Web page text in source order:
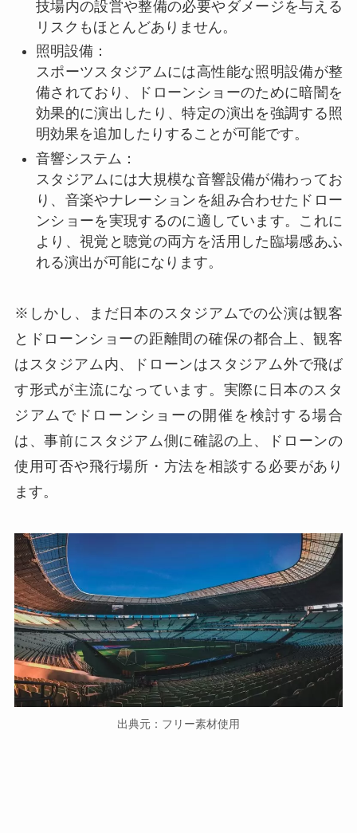
技場内の設営や整備の必要やダメージを与える
リスクもほとんどありません。
照明設備：
スポーツスタジアムには高性能な照明設備が整
備されており、ドローンショーのために暗闇を
効果的に演出したり、特定の演出を強調する照
明効果を追加したりすることが可能です。
音響システム：
スタジアムには大規模な音響設備が備わってお
り、音楽やナレーションを組み合わせたドロー
ンショーを実現するのに適しています。これに
より、視覚と聴覚の両方を活用した臨場感あふ
れる演出が可能になります。
※しかし、まだ日本のスタジアムでの公演は観客
とドローンショーの距離間の確保の都合上、観客
はスタジアム内、ドローンはスタジアム外で飛ば
す形式が主流になっています。実際に日本のスタ
ジアムでドローンショーの開催を検討する場合
は、事前にスタジアム側に確認の上、ドローンの
使用可否や飛行場所・方法を相談する必要があり
ます。
出典元：フリー素材使用